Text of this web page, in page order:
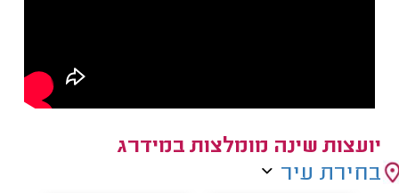
יועצות שינה מומלצות במידרג
בחירת עיר